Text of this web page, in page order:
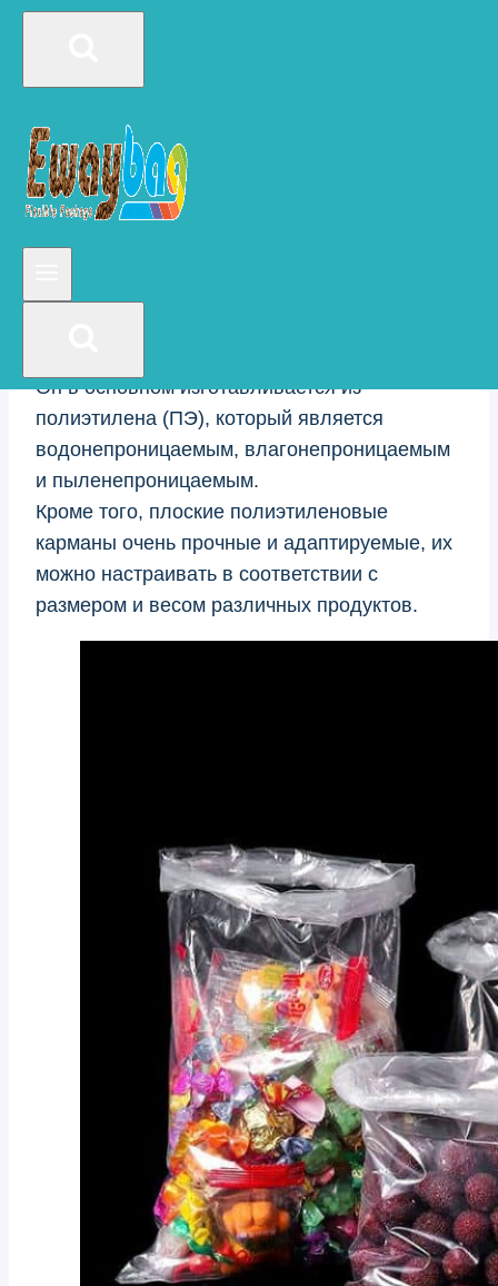
пластика, изготовленные с помощью
многократно запечатаны.
ПЭ, ПО, ЭВА и многослойные композитные
пакеты с застежкой-молнией являются
стандартными материалами.
Плоский полиэтиленовый пакет — это
Он в основном изготавливается из
полиэтилена (ПЭ), который является
водонепроницаемым, влагонепроницаемым
и пыленепроницаемым.
Кроме того, плоские полиэтиленовые
карманы очень прочные и адаптируемые, их
можно настраивать в соответствии с
размером и весом различных продуктов.